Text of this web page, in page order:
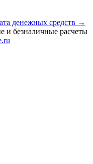
денежных средств →
и безналичные расчеты